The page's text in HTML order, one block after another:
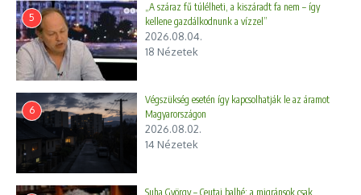
5
„A száraz fű túlélheti, a kiszáradt fa nem – így
kellene gazdálkodnunk a vízzel”
2026.08.04.
18 Nézetek
6
Végszükség esetén így kapcsolhatják le az áramot
Magyarországon
2026.08.02.
14 Nézetek
Suha György – Ceutai balhé: a migránsok csak